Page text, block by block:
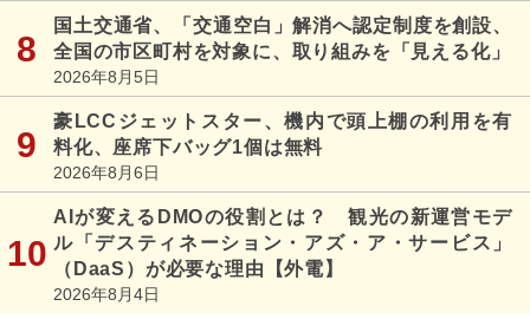
国土交通省、「交通空白」解消へ認定制度を創設、
全国の市区町村を対象に、取り組みを「見える化」
2026年8月5日
豪LCCジェットスター、機内で頭上棚の利用を有
料化、座席下バッグ1個は無料
2026年8月6日
AIが変えるDMOの役割とは？ 観光の新運営モデ
ル「デスティネーション・アズ・ア・サービス」
（DaaS）が必要な理由【外電】
2026年8月4日